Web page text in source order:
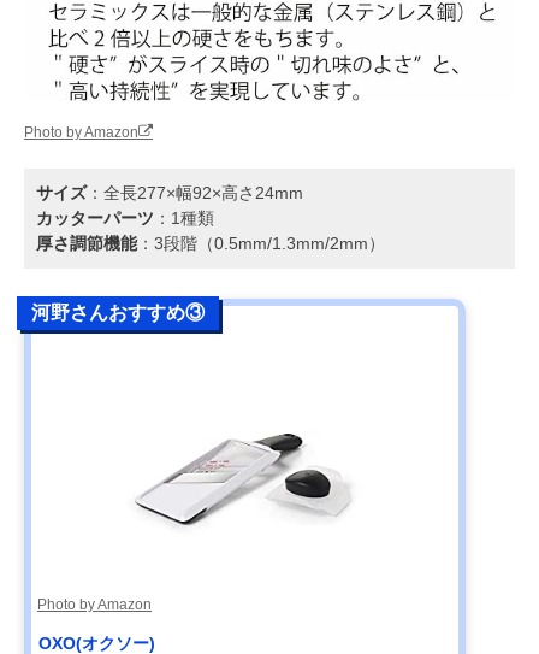
Photo by Amazon
サイズ：全長277×幅92×高さ24mm
カッターパーツ ：1種類
厚さ調節機能：3段階（0.5mm/1.3mm/2mm）
河野さんおすすめ③
Photo by Amazon
OXO(オクソー)